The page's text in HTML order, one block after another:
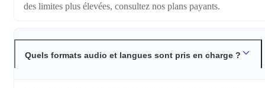
des limites plus élevées, consultez nos plans payants.
Quels formats audio et langues sont pris en charge ?